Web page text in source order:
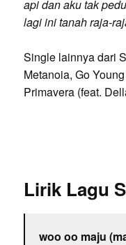
api dan aku tak
lagi ini tanah raja-
Single lainnya dari
Metanoia, Go
Primavera (feat.
Lirik Lagu
woo oo maju